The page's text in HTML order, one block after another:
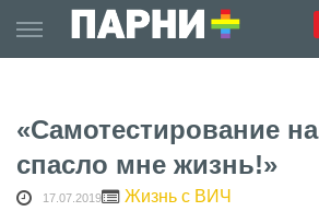
to
«Самотестирование
спасло мне жизнь!»
17.07.2019 Жизнь с ВИЧ